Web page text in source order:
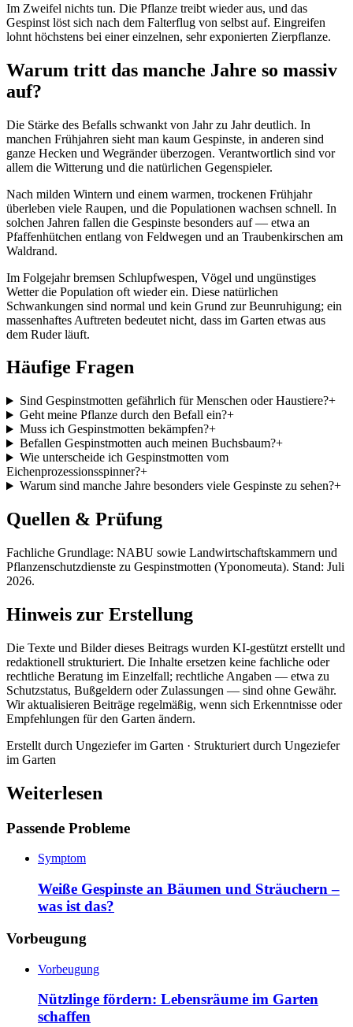
Im Zweifel nichts tun. Die Pflanze treibt wieder aus, und das
Gespinst löst sich nach dem Falterflug von selbst auf. Eingreifen
lohnt höchstens bei einer einzelnen, sehr exponierten Zierpflanze.
Warum tritt das manche Jahre so massiv
auf?
Die Stärke des Befalls schwankt von Jahr zu Jahr deutlich. In
manchen Frühjahren sieht man kaum Gespinste, in anderen sind
ganze Hecken und Wegränder überzogen. Verantwortlich sind vor
allem die Witterung und die natürlichen Gegenspieler.
Nach milden Wintern und einem warmen, trockenen Frühjahr
überleben viele Raupen, und die Populationen wachsen schnell. In
solchen Jahren fallen die Gespinste besonders auf — etwa an
Pfaffenhütchen entlang von Feldwegen und an Traubenkirschen am
Waldrand.
Im Folgejahr bremsen Schlupfwespen, Vögel und ungünstiges
Wetter die Population oft wieder ein. Diese natürlichen
Schwankungen sind normal und kein Grund zur Beunruhigung; ein
massenhaftes Auftreten bedeutet nicht, dass im Garten etwas aus
dem Ruder läuft.
Häufige Fragen
Sind Gespinstmotten gefährlich für Menschen oder Haustiere?+
Geht meine Pflanze durch den Befall ein?+
Muss ich Gespinstmotten bekämpfen?+
Befallen Gespinstmotten auch meinen Buchsbaum?+
Wie unterscheide ich Gespinstmotten vom
Eichenprozessionsspinner?+
Warum sind manche Jahre besonders viele Gespinste zu sehen?+
Quellen & Prüfung
Fachliche Grundlage: NABU sowie Landwirtschaftskammern und
Pflanzenschutzdienste zu Gespinstmotten (Yponomeuta). Stand: Juli
2026.
Hinweis zur Erstellung
Die Texte und Bilder dieses Beitrags wurden KI-gestützt erstellt und
redaktionell strukturiert. Die Inhalte ersetzen keine fachliche oder
rechtliche Beratung im Einzelfall; rechtliche Angaben — etwa zu
Schutzstatus, Bußgeldern oder Zulassungen — sind ohne Gewähr.
Wir aktualisieren Beiträge regelmäßig, wenn sich Erkenntnisse oder
Empfehlungen für den Garten ändern.
Erstellt durch Ungeziefer im Garten · Strukturiert durch Ungeziefer
im Garten
Weiterlesen
Passende Probleme
Symptom
Weiße Gespinste an Bäumen und Sträuchern –
was ist das?
Vorbeugung
Vorbeugung
Nützlinge fördern: Lebensräume im Garten
schaffen